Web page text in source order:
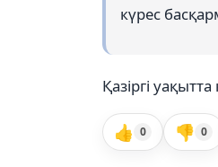
күрес
Қазіргі
👍 0 👎 0